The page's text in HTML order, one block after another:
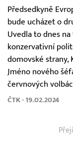
Předsedkyně
bude ucházet o
Uvedla to dnes
konzervativní
domovské strany,
Jméno nového
červnových
ČTK - 19.02.2024